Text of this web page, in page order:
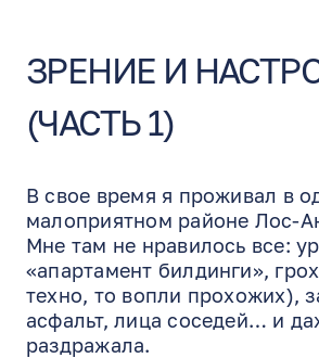
ЗРЕНИЕ И
(ЧАСТЬ 1)
В свое время я проживал в
малоприятном районе Лос-
Мне там не нравилось все:
«апартамент билдинги»,
техно, то вопли прохожих),
асфальт, лица соседей… и
раздражала.